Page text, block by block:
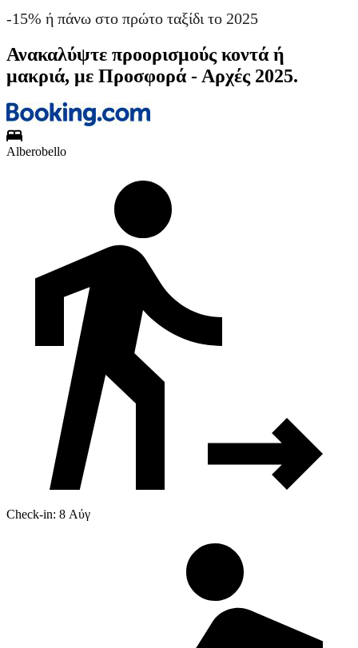
-15% ή πάνω στο πρώτο ταξίδι το 2025
Ανακαλύψτε προορισμούς κοντά ή
μακριά, με Προσφορά - Αρχές 2025.
Alberobello
Check-in: 8 Αύγ